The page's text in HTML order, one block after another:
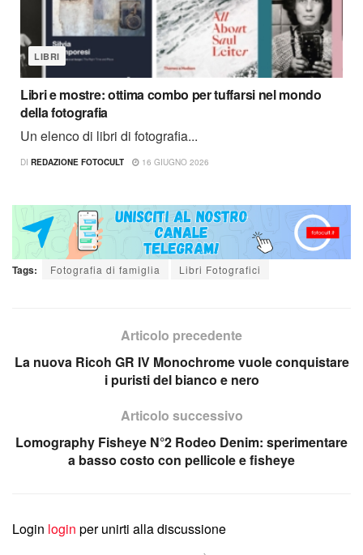
LIBRI
Libri e mostre: ottima combo per tuffarsi nel mondo
della fotografia
Un elenco di libri di fotografia...
DI REDAZIONE FOTOCULT 16 GIUGNO 2026
Tags: Fotografia di famiglia Libri Fotografici
Articolo precedente
La nuova Ricoh GR IV Monochrome vuole conquistare
i puristi del bianco e nero
Articolo successivo
Lomography Fisheye N°2 Rodeo Denim: sperimentare
a basso costo con pellicole e fisheye
Login login per unirti alla discussione